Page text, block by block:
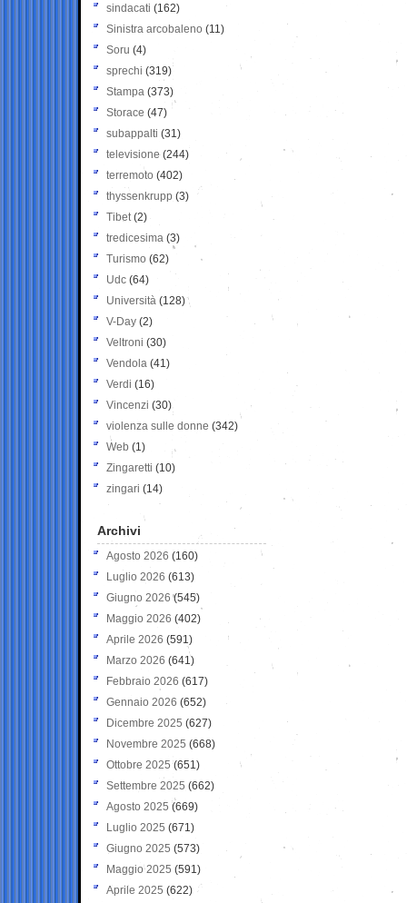
sindacati (162)
Sinistra arcobaleno (11)
Soru (4)
sprechi (319)
Stampa (373)
Storace (47)
subappalti (31)
televisione(244)
terremoto (402)
thyssenkrupp (3)
Tibet(2)
tredicesima (3)
Turismo (62)
Udc (64)
Università (128)
V-Day (2)
Veltroni (30)
Vendola (41)
Verdi (16)
Vincenzi (30)
violenza sulle donne (342)
Web (1)
Zingaretti (10)
zingari (14)
Archivi
Agosto 2026 (160)
Luglio 2026 (613)
Giugno 2026 (545)
Maggio 2026 (402)
Aprile 2026 (591)
Marzo 2026 (641)
Febbraio 2026 (617)
Gennaio 2026 (652)
Dicembre 2025 (627)
Novembre 2025 (668)
Ottobre 2025 (651)
Settembre 2025 (662)
Agosto 2025 (669)
Luglio 2025 (671)
Giugno 2025 (573)
Maggio 2025 (591)
Aprile 2025 (622)